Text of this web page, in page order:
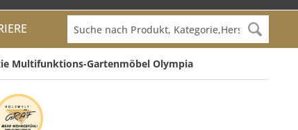
Multifunktions-Gartenmöbel Olympia